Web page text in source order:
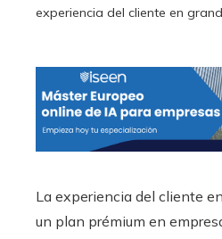
experiencia del cliente en
La experiencia del cliente
un plan prémium en